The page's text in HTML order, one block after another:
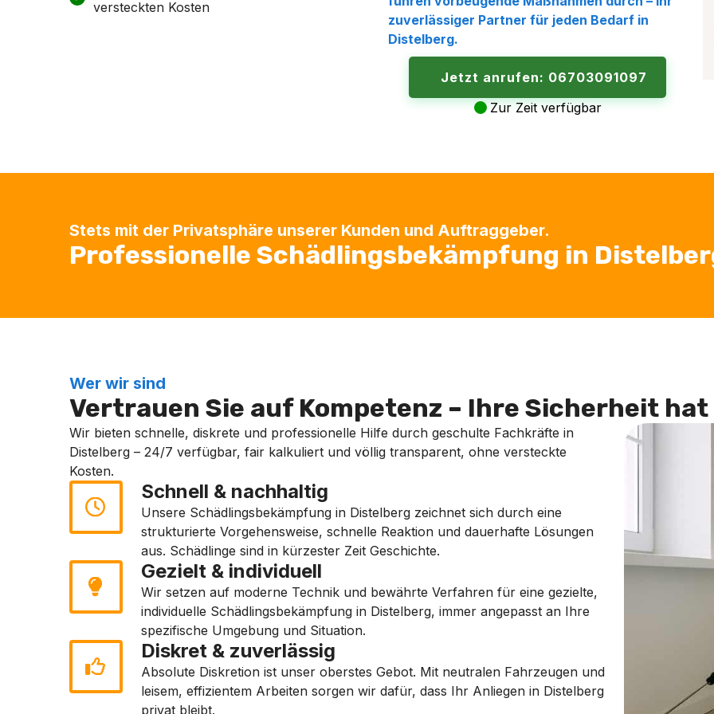
versteckten Kosten
zuverlässiger Partner für jeden Bedarf in
Distelberg.
Jetzt anrufen: 06703091097
Zur Zeit verfügbar
Stets mit der Privatsphäre unserer Kunden und Auftraggeber.
Professionelle Schädlingsbekämpfung in
Wer wir sind
Vertrauen Sie auf Kompetenz – Ihre Sicherheit
Wir bieten schnelle, diskrete und professionelle Hilfe durch geschulte Fachkräfte in
Distelberg – 24/7 verfügbar, fair kalkuliert und völlig transparent, ohne versteckte
Kosten.
Schnell & nachhaltig
Unsere Schädlingsbekämpfung in Distelberg zeichnet sich durch eine
strukturierte Vorgehensweise, schnelle Reaktion und dauerhafte Lösungen
aus. Schädlinge sind in kürzester Zeit Geschichte.
Gezielt & individuell
Wir setzen auf moderne Technik und bewährte Verfahren für eine gezielte,
individuelle Schädlingsbekämpfung in Distelberg, immer angepasst an Ihre
spezifische Umgebung und Situation.
Diskret & zuverlässig
Absolute Diskretion ist unser oberstes Gebot. Mit neutralen Fahrzeugen und
leisem, effizientem Arbeiten sorgen wir dafür, dass Ihr Anliegen in Distelberg
privat bleibt.